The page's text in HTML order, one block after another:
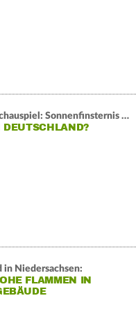
Himmelsschauspiel: Sonnenfinsternis über Spanien
in Niedersachsen:
FLAMMEN IN